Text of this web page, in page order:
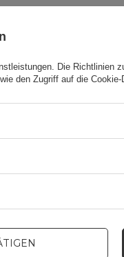
in Zentimetern 19,5
in Zentimetern 1,6
Die Richtlinien
den Zugriff auf die